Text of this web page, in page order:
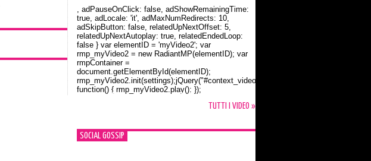
Orlando Bloom e la t-shirt dedicata a Flynn
, adPauseOnClick: false, adShowRemainingTime:
true, adLocale: 'it', adMaxNumRedirects: 10,
adSkipButton: false, relatedUpNextOffset: 5,
relatedUpNextAutoplay: true, relatedEndedLoop:
false } var elementID = 'myVideo2'; var
rmp_myVideo2 = new RadiantMP(elementID); var
rmpContainer =
document.getElementById(elementID);
rmp_myVideo2.init(settings);jQuery("#context_video2").one("mouseover",
function() { rmp_myVideo2.play(); });
TUTTI I VIDEO »
SOCIAL GOSSIP